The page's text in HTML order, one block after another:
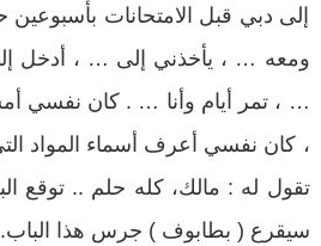
إلى دبي قبل الامتحانات
ومعه … ، يأخذني إلى … ، أدخل
… ، تمر أيام وأنا … . كان نفسي
، كان نفسي أعرف أسماء المواد
تقول له : مالك، كله حلم .. توقع
سيقرع ( بطابوف ) جرس هذا الباب.